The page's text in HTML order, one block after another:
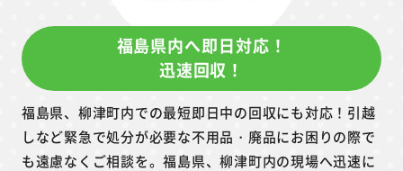
福島県内へ即日対応！
迅速回収！
福島県、柳津町内での最短即日中の回収にも対応！引越
しなど緊急で処分が必要な不用品・廃品にお困りの際で
も遠慮なくご相談を。福島県、柳津町内の現場へ迅速に